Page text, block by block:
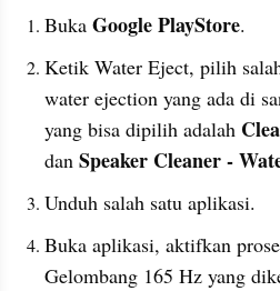
Buka Google PlayStore.
Ketik Water Eject, pilih
water ejection yang ada di
yang bisa dipilih adalah
dan Speaker Cleaner -
Unduh salah satu aplikasi.
Buka aplikasi, aktifkan
Gelombang 165 Hz yang